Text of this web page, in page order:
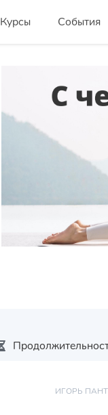
Курсы События
ИГОРЬ